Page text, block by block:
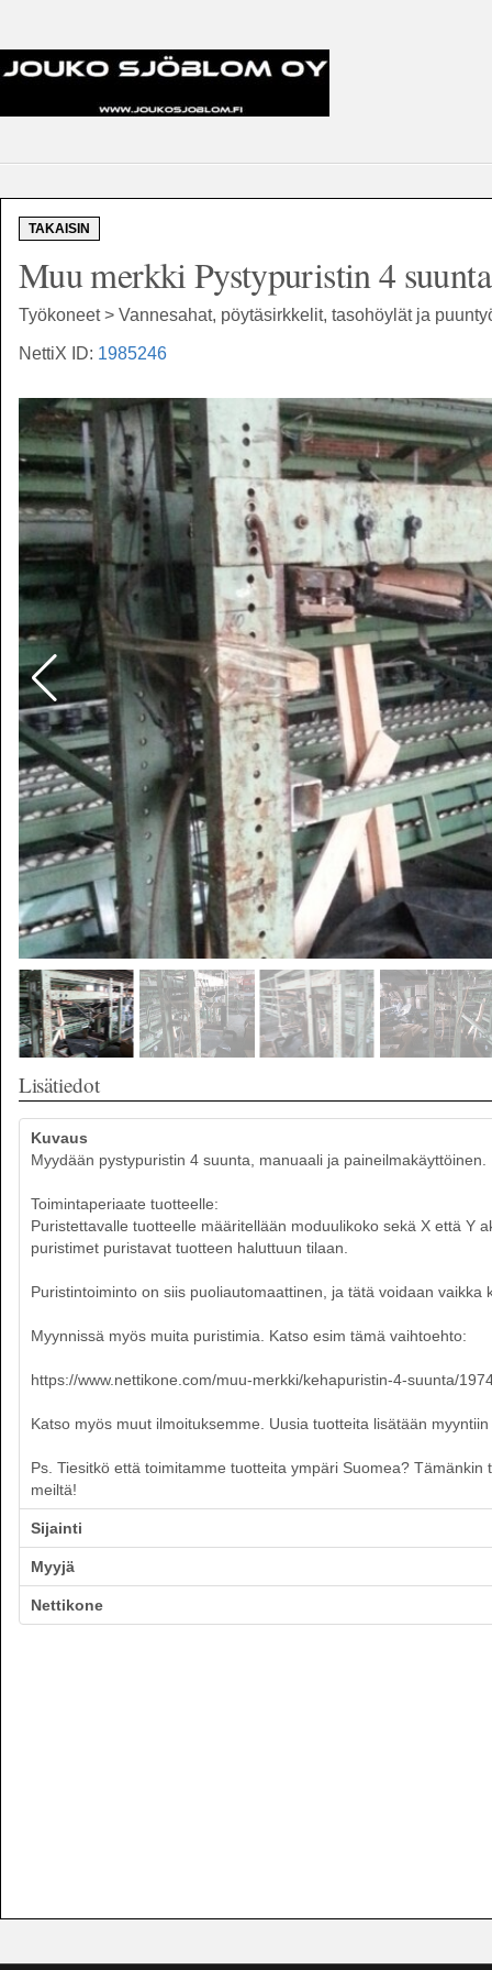
TAKAISIN
Muu merkki Pystypuristin 4
Työkoneet > Vannesahat, pöytäsirkkelit, tasohöylät ja
NettiX ID: 1985246
Lisätiedot
Kuvaus
Myydään pystypuristin 4 suunta, manuaali ja paineilmakäyttöinen.
Toimintaperiaate tuotteelle:
Puristettavalle tuotteelle määritellään moduulikoko sekä X että Y
puristimet puristavat tuotteen haluttuun tilaan.
Puristintoiminto on siis puoliautomaattinen, ja tätä voidaan
Myynnissä myös muita puristimia. Katso esim tämä vaihtoehto:
https://www.nettikone.com/muu-merkki/kehapuristin-4-suunta/
Katso myös muut ilmoituksemme. Uusia tuotteita lisätään
Ps. Tiesitkö että toimitamme tuotteita ympäri Suomea?
meiltä!
Sijainti
Myyjä
Nettikone